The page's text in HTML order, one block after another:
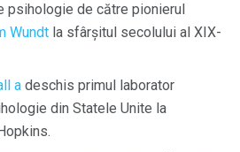
psihologie de către pionierul
Wundt la sfârșitul secolului al XIX-
a deschis primul laborator
din Statele Unite la